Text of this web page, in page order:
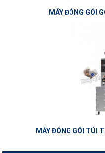
MÁY ĐÓNG GÓI
MÁY ĐÓNG GÓI TÚI